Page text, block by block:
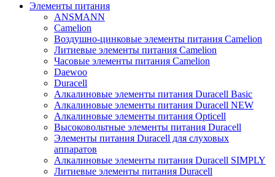
Элементы питания
ANSMANN
Camelion
Воздушно-цинковые элементы питания Camelion
Литиевые элементы питания Camelion
Часовые элементы питания Camelion
Daewoo
Duracell
Алкалиновые элементы питания Duracell Basic
Алкалиновые элементы питания Duracell NEW
Алкалиновые элементы питания Opticell
Высоковольтные элементы питания Duracell
Элементы питания Duracell для слуховых
аппаратов
Алкалиновые элементы питания Duracell SIMPLY
Литиевые элементы питания Duracell